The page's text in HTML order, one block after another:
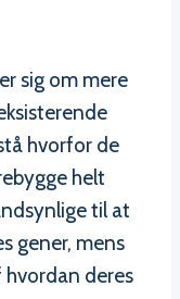
sig om mere
hvorfor de
helt
til at
gener, mens
hvordan deres